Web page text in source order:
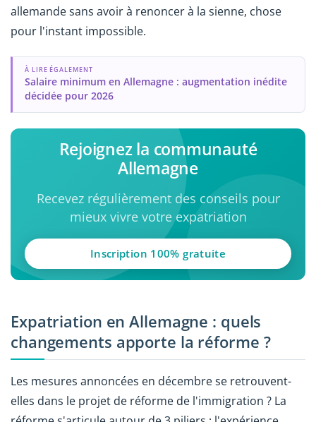
allemande sans avoir à renoncer à la sienne, chose
pour l'instant impossible.
À LIRE ÉGALEMENT
Salaire minimum en Allemagne : augmentation inédite
décidée pour 2026
Rejoignez la communauté
Allemagne
Recevez régulièrement des conseils pour
mieux vivre votre expatriation
Inscription 100% gratuite
Expatriation en Allemagne : quels
changements apporte la réforme ?
Les mesures annoncées en décembre se retrouvent-
elles dans le projet de réforme de l'immigration ? La